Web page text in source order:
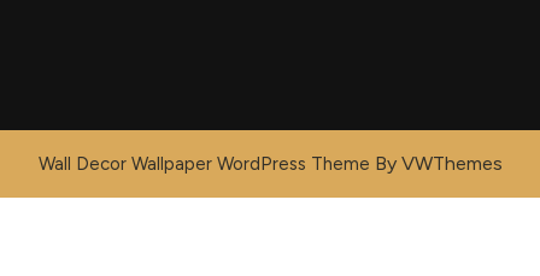
Wall Decor Wallpaper WordPress Theme By VWThemes